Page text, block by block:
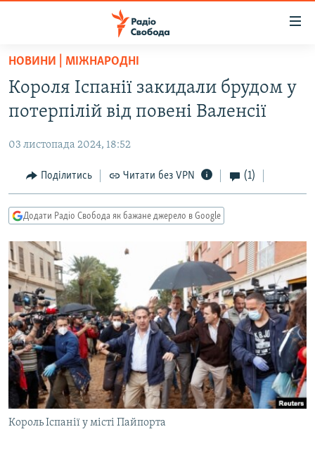
Перейти
основного
матеріалу
Перейти
до
навігації
Перейти
до
ВСЕ ЗА ДОБУ
СТАТТІ
ПОЛІТИКА
ЕКОНОМІКА
КУЛЬТУРА
СПОРТ
УКРАЇНА
СВІТ
ВІЙНА
РОСІЙСЬКА «ФІЛЬТРАЦІЯ»
КРИМ.РЕАЛІЇ
ТИ ЯК?
СХЕМИ
КИТАЙ.ВИКЛИКИ
МУЛЬТИМЕДІА
ФОТО
СПЕЦПРОЄКТИ
ПОДКАСТИ
НОВИНИ | МІЖНАРОДНІ
Короля Іспанії закидали брудом у
потерпілій від повені Валенсії
03 листопада 2024, 18:52
Поділитись Читати без VPN (1)
Додати Радіо Свобода як бажане джерело в Google
Король Іспанії у місті Пайпорта